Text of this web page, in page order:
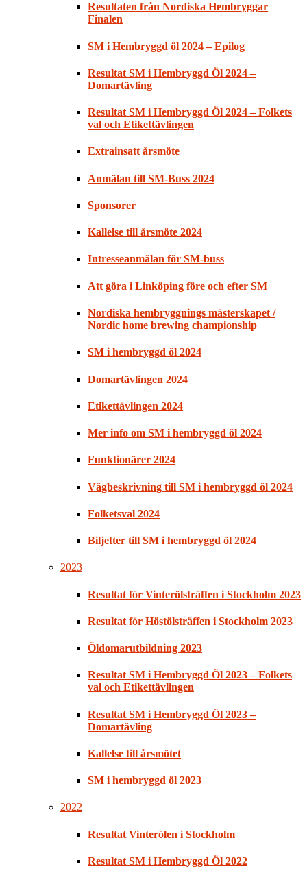
Resultaten från Nordiska Hembryggar
Finalen
SM i Hembryggd öl 2024 – Epilog
Resultat SM i Hembryggd Öl 2024 –
Domartävling
Resultat SM i Hembryggd Öl 2024 – Folkets
val och Etikettävlingen
Extrainsatt årsmöte
Anmälan till SM-Buss 2024
Sponsorer
Kallelse till årsmöte 2024
Intresseanmälan för SM-buss
Att göra i Linköping före och efter SM
Nordiska hembryggnings mästerskapet /
Nordic home brewing championship
SM i hembryggd öl 2024
Domartävlingen 2024
Etikettävlingen 2024
Mer info om SM i hembryggd öl 2024
Funktionärer 2024
Vägbeskrivning till SM i hembryggd öl 2024
Folketsval 2024
Biljetter till SM i hembryggd öl 2024
2023
Resultat för Vinterölsträffen i Stockholm 2023
Resultat för Höstölsträffen i Stockholm 2023
Öldomarutbildning 2023
Resultat SM i Hembryggd Öl 2023 – Folkets
val och Etikettävlingen
Resultat SM i Hembryggd Öl 2023 –
Domartävling
Kallelse till årsmötet
SM i hembryggd öl 2023
2022
Resultat Vinterölen i Stockholm
Resultat SM i Hembryggd Öl 2022